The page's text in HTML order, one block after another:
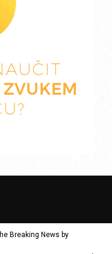
Breaking News by